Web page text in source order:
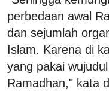
perbedaan awal
dan sejumlah
Islam. Karena di
yang pakai
Ramadhan," kata